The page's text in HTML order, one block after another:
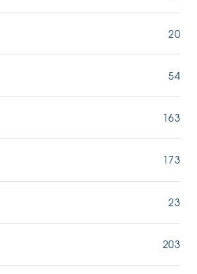
20
54
163
173
23
203